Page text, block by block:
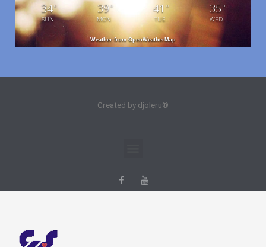
34°
SUN
39°
MON
41 °
TUE
35 °
WED
Weather from OpenWeatherMap
Created by djoleru®